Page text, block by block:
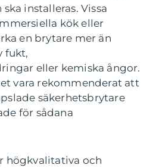
installeras. Vissa
kök eller
en brytare mer än
fukt,
eller kemiska ångor.
vara rekommenderat att
säkerhetsbrytare
för sådana
högkvalitativa och